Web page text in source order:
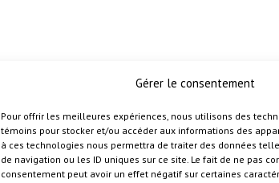
Gérer le consentement
Pour offrir les meilleures expériences, nous utilisons des
témoins pour stocker et/ou accéder aux informations des
à ces technologies nous permettra de traiter des données
de navigation ou les ID uniques sur ce site. Le fait de ne pas
consentement peut avoir un effet négatif sur certaines